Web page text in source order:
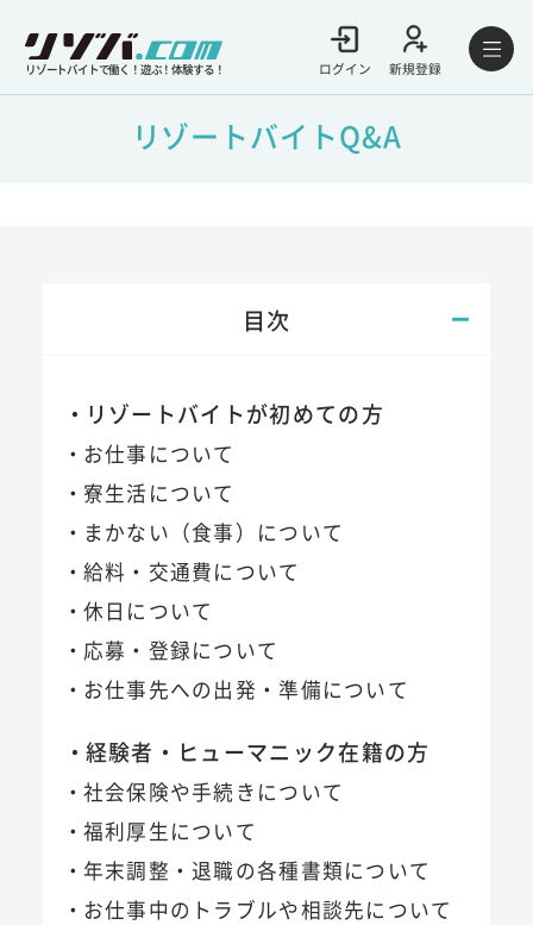
リゾートバイトで働く！遊ぶ！体験する！ ログイン 新規登録
リゾートバイトQ&A
目次
リゾートバイトが初めての方
お仕事について
寮生活について
まかない（食事）について
給料・交通費について
休日について
応募・登録について
お仕事先への出発・準備について
経験者・ヒューマニック在籍の方
社会保険や手続きについて
福利厚生について
年末調整・退職の各種書類について
お仕事中のトラブルや相談先について